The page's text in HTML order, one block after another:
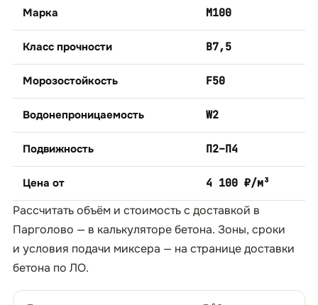
Марка М100
Класс прочности B7,5
Морозостойкость F50
Водонепроницаемость W2
Подвижность П2–П4
Цена от 4 100 ₽/м³
Рассчитать объём и стоимость с доставкой в
Парголово — в калькуляторе бетона. Зоны, сроки
и условия подачи миксера — на страницедоставки
бетона по ЛО.